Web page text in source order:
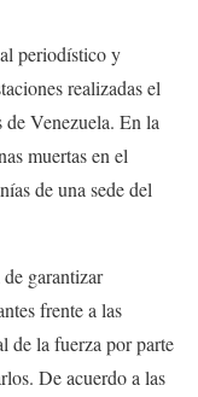
periodístico y
realizadas el
de Venezuela. En la
muertas en el
de una sede del
garantizar
frente a las
de la fuerza por parte
De acuerdo a las